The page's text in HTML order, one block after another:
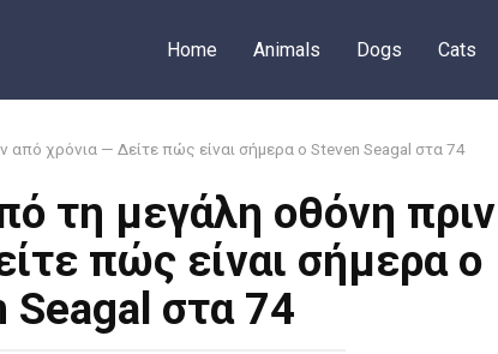
Home Animals Dogs Cats
από χρόνια — Δείτε πώς είναι σήμερα ο Steven Seagal στα 74
τη μεγάλη οθόνη πριν
πώς είναι σήμερα ο
Seagal στα 74